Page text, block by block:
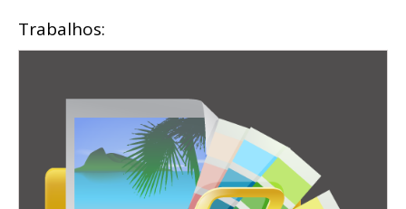
Trabalhos: